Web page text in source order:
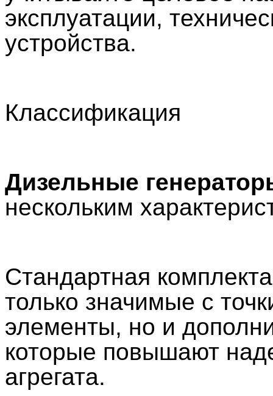
эксплуатации,
устройства.
Классификация
Дизельные
нескольким
Стандартная
только значимые с
элементы, но и
которые повышают
агрегата.